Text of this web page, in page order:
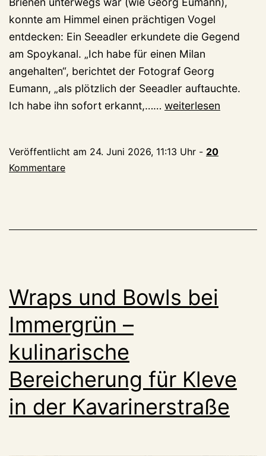
konnte am Himmel einen prächtigen Vogel
entdecken: Ein Seeadler erkundete die Gegend
am Spoykanal. „Ich habe für einen Milan
angehalten“, berichtet der Fotograf Georg
Eumann, „als plötzlich der Seeadler auftauchte.
Ich habe ihn sofort erkannt,…… Seeadler
weiterlesen
Veröffentlicht am 24. Juni 2026, 11:13 Uhr - 20
Kommentare
Wraps und Bowls bei
Immergrün –
kulinarische
Bereicherung für Kleve
in der Kavarinerstraße